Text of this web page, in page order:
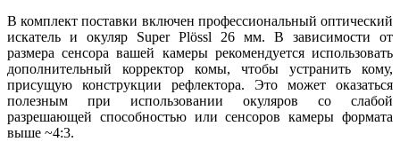
В комплект поставки включен профессиональный оптический
искатель и окуляр Super Plössl 26 мм. В зависимости от
размера сенсора вашей камеры рекомендуется использовать
дополнительный корректор комы, чтобы устранить кому,
присущую конструкции рефлектора. Это может оказаться
полезным при использовании окуляров со слабой
разрешающей способностью или сенсоров камеры формата
выше ~4:3.